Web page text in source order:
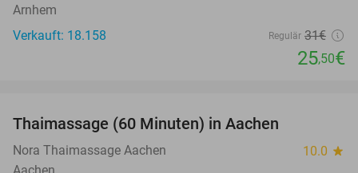
Arnhem
Verkauft: 18.158
Regulär 31€
25,50€
Thaimassage (60 Minuten) in Aachen
Nora Thaimassage Aachen 10.0 star